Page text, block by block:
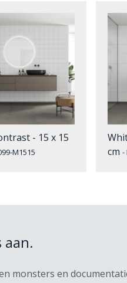
- 15 x 15
M1515
cm-
aan.
monsters en